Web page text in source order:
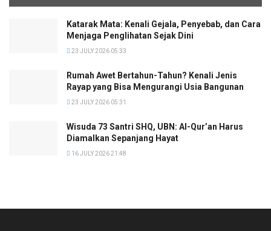
Katarak Mata: Kenali Gejala, Penyebab, dan Cara
Menjaga Penglihatan Sejak Dini
23 JULY 2026 05:33
Rumah Awet Bertahun-Tahun? Kenali Jenis
Rayap yang Bisa Mengurangi Usia Bangunan
23 JULY 2026 05:31
Wisuda 73 Santri SHQ, UBN: Al-Qur’an Harus
Diamalkan Sepanjang Hayat
16 JULY 2026 21:48